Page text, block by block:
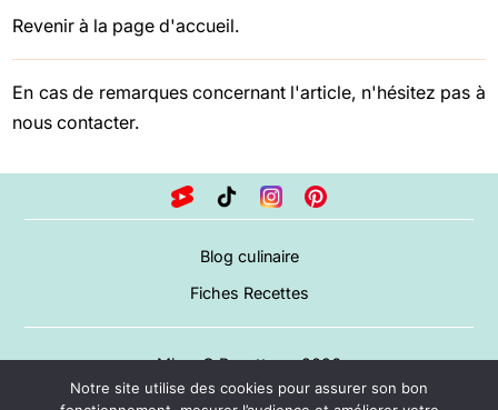
Revenir à la page d'accueil.
En cas de remarques concernant l'article, n'hésitez pas à
nous contacter.
Blog culinaire
Fiches Recettes
Miam O Recettes – 2026
A propos
Notre site utilise des cookies pour assurer son bon